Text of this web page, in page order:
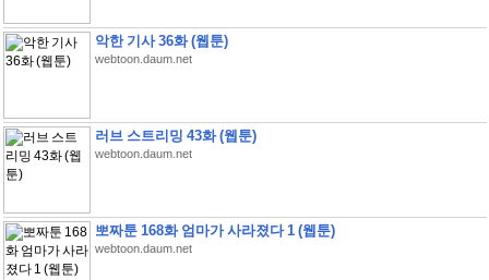
악한 기사 36화 (웹툰)
webtoon.daum.net
러브 스트리밍 43화 (웹툰)
webtoon.daum.net
뽀짜툰 168화 엄마가 사라졌다 1 (웹툰)
webtoon.daum.net